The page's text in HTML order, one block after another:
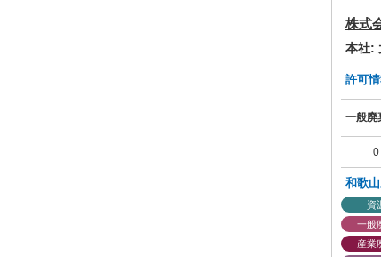
株式
本社:
許可
一般廃
0
和歌
資
一般
産業